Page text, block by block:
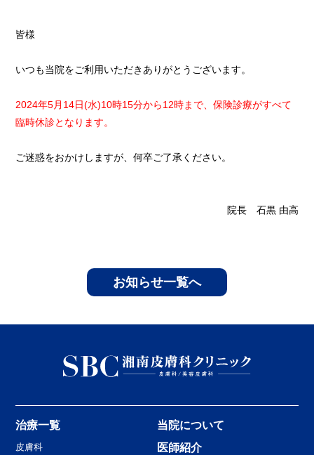
皆様
いつも当院をご利用いただきありがとうございます。
2024年5月14日(水)10時15分から12時まで、保険診療がすべて
臨時休診となります。
ご迷惑をおかけしますが、何卒ご了承ください。
院長 石黒 由高
お知らせ一覧へ
治療一覧
皮膚科
当院について
医師紹介